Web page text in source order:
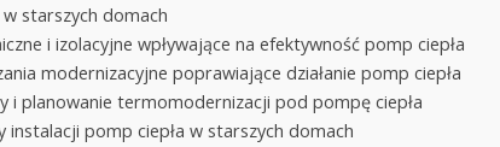
starszych domach
i izolacyjne wpływające na efektywność pomp ciepła
modernizacyjne poprawiające działanie pomp ciepła
i planowanie termomodernizacji pod pompę ciepła
instalacji pomp ciepła w starszych domach